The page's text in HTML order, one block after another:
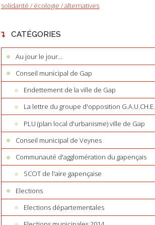
solidarité / écologie / alternatives
CATÉGORIES
Au jour le jour...
Conseil municipal de Gap
Endettement de la ville de Gap
La lettre du groupe d'opposition G.A.U.CH.E.
PLU (plan local d'urbanisme) ville de Gap
Conseil municipal de Veynes
Communauté d'agglomération du gapençais
SCOT de l'aire gapençaise
Elections
Elections départementales